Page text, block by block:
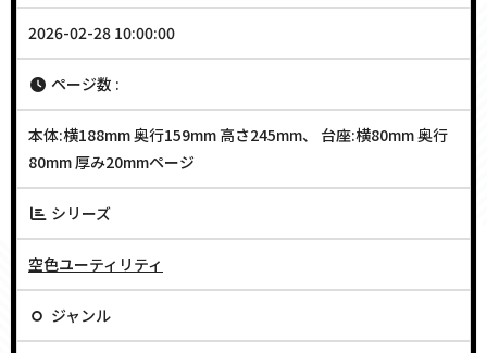
2026-02-28 10:00:00
ページ数 :
本体:横188mm 奥行159mm 高さ245mm、 台座:横80mm 奥行
80mm 厚み20mmページ
シリーズ
空色ユーティリティ
ジャンル